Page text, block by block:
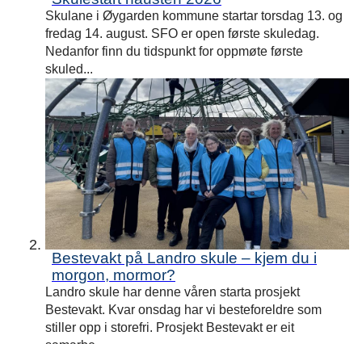
e
Skulane i Øygarden kommune startar torsdag 13. og
fredag 14. august. SFO er open første skuledag.
Nedanfor finn du tidspunkt for oppmøte første
skuled...
Bestevakt på Landro skule – kjem du i
morgon, mormor?
Landro skule har denne våren starta prosjekt
Bestevakt. Kvar onsdag har vi besteforeldre som
stiller opp i storefri. Prosjekt Bestevakt er eit